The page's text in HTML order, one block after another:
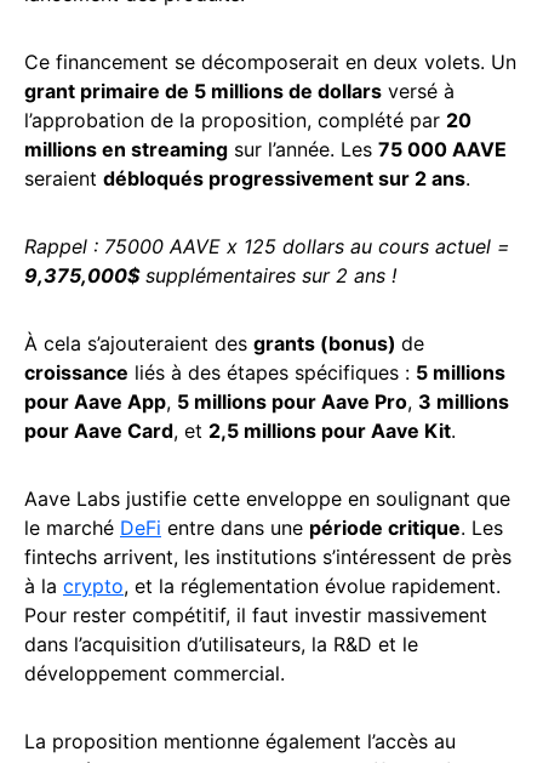
Ce financement se décomposerait en deux volets. Un
grant primaire de 5 millions de dollars versé à
l’approbation de la proposition, complété par 20
millions en streaming sur l’année. Les 75 000 AAVE
seraient débloqués progressivement sur 2 ans.
Rappel : 75000 AAVE x 125 dollars au cours actuel =
9,375,000$supplémentaires sur 2 ans !
À cela s’ajouteraient des grants (bonus) de
croissance liés à des étapes spécifiques : 5 millions
pour Aave App, 5 millions pour Aave Pro, 3 millions
pour Aave Card, et 2,5 millions pour Aave Kit.
Aave Labs justifie cette enveloppe en soulignant que
le marché DeFi entre dans une période critique. Les
fintechs arrivent, les institutions s’intéressent de près
à la crypto, et la réglementation évolue rapidement.
Pour rester compétitif, il faut investir massivement
dans l’acquisition d’utilisateurs, la R&D et le
développement commercial.
La proposition mentionne également l’accès au